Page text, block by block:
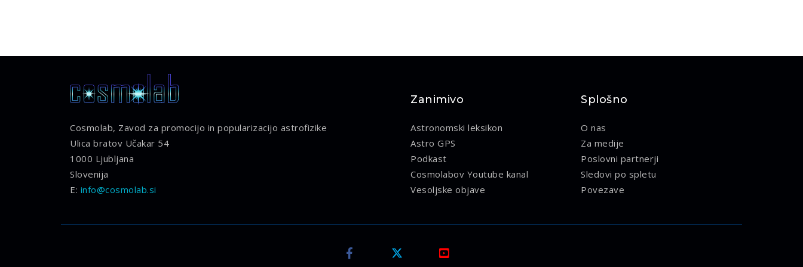
Cosmolab, Zavod za promocijo in popularizacijo astrofizike
Ulica bratov Učakar 54
1000 Ljubljana
Slovenija
E: info@cosmolab.si
Zanimivo
Astronomski leksikon
Astro GPS
Podkast
Cosmolabov Youtube kanal
Vesoljske objave
Splošno
O nas
Za medije
Poslovni partnerji
Sledovi po spletu
Povezave